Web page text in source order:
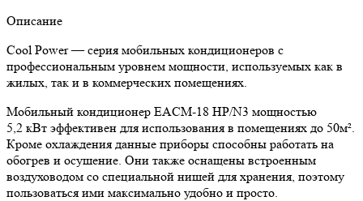
Описание
Cool Power — серия мобильных кондиционеров с
профессиональным уровнем мощности, используемых как в
жилых, так и в коммерческих помещениях.
Мобильный кондиционер EACM-18 HP/N3 мощностью
5,2 кВт эффективен для использования в помещениях до 50м².
Кроме охлаждения данные приборы способны работать на
обогрев и осушение. Они также оснащены встроенным
воздуховодом со специальной нишей для хранения, поэтому
пользоваться ими максимально удобно и просто.